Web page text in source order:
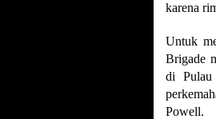
karena
Untuk
Brigade
di Pulau
Powell.